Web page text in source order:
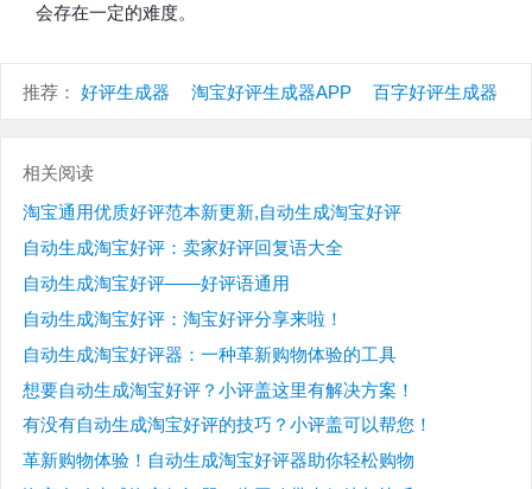
会存在一定的难度。
推荐： 好评生成器 淘宝好评生成器APP 百字好评生成器
相关阅读
淘宝通用优质好评范本新更新,自动生成淘宝好评
自动生成淘宝好评：卖家好评回复语大全
自动生成淘宝好评——好评语通用
自动生成淘宝好评：淘宝好评分享来啦！
自动生成淘宝好评器：一种革新购物体验的工具
想要自动生成淘宝好评？小评盖这里有解决方案！
有没有自动生成淘宝好评的技巧？小评盖可以帮您！
革新购物体验！自动生成淘宝好评器助你轻松购物